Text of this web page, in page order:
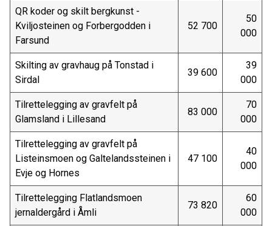
QR koder og skilt bergkunst -
Kviljosteinen og Forbergodden i
Farsund
52 700
50
000
Skilting av gravhaug på Tonstad i
Sirdal
39 600
39
000
Tilrettelegging av gravfelt på
Glamsland i Lillesand
83 000
70
000
Tilrettelegging av gravfelt på
Listeinsmoen og Galtelandssteinen i
Evje og Hornes
47 100
40
000
Tilrettelegging Flatlandsmoen
jernaldergård i Åmli
73 820
60
000